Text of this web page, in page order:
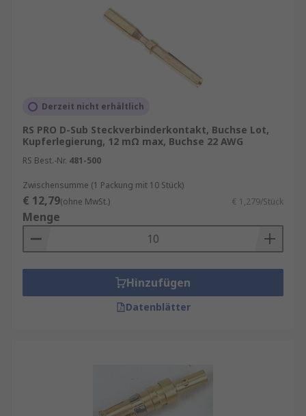
Derzeit nicht erhältlich
RS PRO D-Sub Steckverbinderkontakt, Buchse Lot,
Kupferlegierung, 12 mΩ max, Buchse 22 AWG
RS Best.-Nr. 481-500
Zwischensumme (1 Packung mit 10 Stück)
€ 12,79(ohne MwSt.) € 1,279/Stück
Menge
Hinzufügen
Datenblätter